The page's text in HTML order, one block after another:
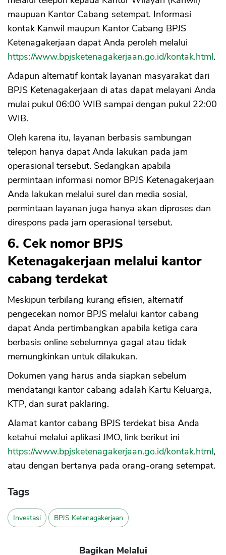
maupuan Kantor Cabang setempat. Informasi
kontak Kanwil maupun Kantor Cabang BPJS
Ketenagakerjaan dapat Anda peroleh melalui
https://www.bpjsketenagakerjaan.go.id/kontak.html.
Adapun alternatif kontak layanan masyarakat dari
BPJS Ketenagakerjaan di atas dapat melayani Anda
mulai pukul 06:00 WIB sampai dengan pukul 22:00
WIB.
Oleh karena itu, layanan berbasis sambungan
telepon hanya dapat Anda lakukan pada jam
operasional tersebut. Sedangkan apabila
permintaan informasi nomor BPJS Ketenagakerjaan
Anda lakukan melalui surel dan media sosial,
permintaan layanan juga hanya akan diproses dan
direspons pada jam operasional tersebut.
6. Cek nomor BPJS
Ketenagakerjaan melalui kantor
cabang terdekat
Meskipun terbilang kurang efisien, alternatif
pengecekan nomor BPJS melalui kantor cabang
dapat Anda pertimbangkan apabila ketiga cara
berbasis online sebelumnya gagal atau tidak
memungkinkan untuk dilakukan.
Dokumen yang harus anda siapkan sebelum
mendatangi kantor cabang adalah Kartu Keluarga,
KTP, dan surat paklaring.
Alamat kantor cabang BPJS terdekat bisa Anda
ketahui melalui aplikasi JMO, link berikut ini
https://www.bpjsketenagakerjaan.go.id/kontak.html,
atau dengan bertanya pada orang-orang setempat.
Tags
Investasi BPJS Ketenagakerjaan
Bagikan Melalui